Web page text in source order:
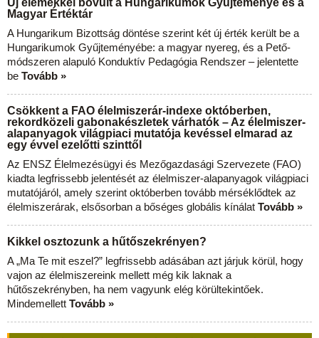
Új elemekkel bővült a Hungarikumok Gyűjteménye és a
Magyar Értéktár
A Hungarikum Bizottság döntése szerint két új érték került be a
Hungarikumok Gyűjteményébe: a magyar nyereg, és a Pető-
módszeren alapuló Konduktív Pedagógia Rendszer – jelentette
be Tovább »
Csökkent a FAO élelmiszerár-indexe októberben,
rekordközeli gabonakészletek várhatók – Az élelmiszer-
alapanyagok világpiaci mutatója kevéssel elmarad az
egy évvel ezelőtti szinttől
Az ENSZ Élelmezésügyi és Mezőgazdasági Szervezete (FAO)
kiadta legfrissebb jelentését az élelmiszer-alapanyagok világpiaci
mutatójáról, amely szerint októberben tovább mérséklődtek az
élelmiszerárak, elsősorban a bőséges globális kínálat Tovább »
Kikkel osztozunk a hűtőszekrényen?
A „Ma Te mit eszel?” legfrissebb adásában azt járjuk körül, hogy
vajon az élelmiszereink mellett még kik laknak a
hűtőszekrényben, ha nem vagyunk elég körültekintőek.
Mindemellett Tovább »